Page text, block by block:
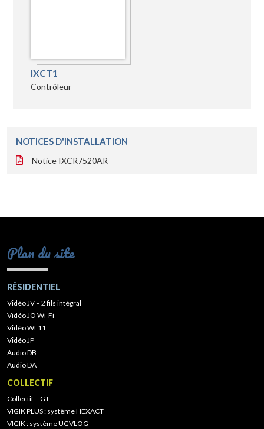
IXCT1
Contrôleur
NOTICES D'INSTALLATION
Notice IXCR7520AR
Plan du site
RÉSIDENTIEL
Vidéo JV – 2 fils intégral
Vidéo JO Wi-Fi
Vidéo WL11
Vidéo JP
Audio DB
Audio DA
COLLECTIF
Collectif – GT
VIGIK PLUS : système HEXACT
VIGIK : système UGVLOG